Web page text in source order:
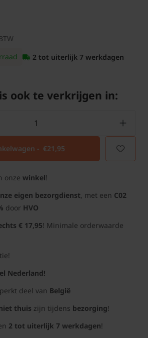
2 tot uiterlijk 7 werkdagen
ook te verkrijgen in:
- €21,95
onze winkel!
eigen bezorgdienst, met een C02
door HVO
€ 17,95! Minimale orderwaarde
Nederland!
deel van België
thuis zijn tijdens bezorging!
2 tot uiterlijk 7 werkdagen!